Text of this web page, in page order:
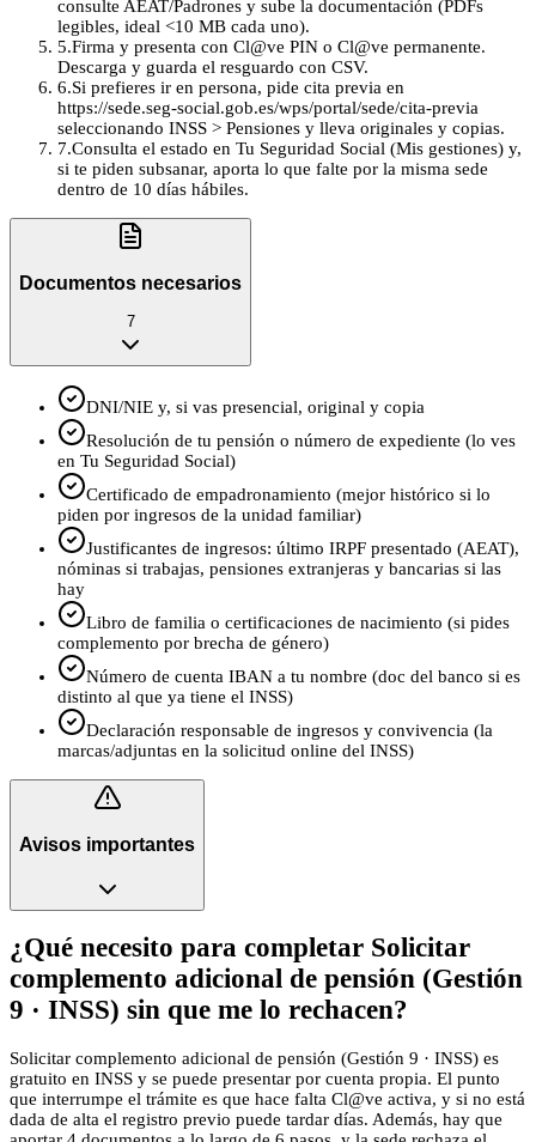
consulte AEAT/Padrones y sube la documentación (PDFs
legibles, ideal <10 MB cada uno).
5.Firma y presenta con Cl@ve PIN o Cl@ve permanente.
Descarga y guarda el resguardo con CSV.
6.Si prefieres ir en persona, pide cita previa en
https://sede.seg-social.gob.es/wps/portal/sede/cita-previa
seleccionando INSS > Pensiones y lleva originales y copias.
7.Consulta el estado en Tu Seguridad Social (Mis gestiones) y,
si te piden subsanar, aporta lo que falte por la misma sede
dentro de 10 días hábiles.
Documentos necesarios
7
DNI/NIE y, si vas presencial, original y copia
Resolución de tu pensión o número de expediente (lo ves
en Tu Seguridad Social)
Certificado de empadronamiento (mejor histórico si lo
piden por ingresos de la unidad familiar)
Justificantes de ingresos: último IRPF presentado (AEAT),
nóminas si trabajas, pensiones extranjeras y bancarias si las
hay
Libro de familia o certificaciones de nacimiento (si pides
complemento por brecha de género)
Número de cuenta IBAN a tu nombre (doc del banco si es
distinto al que ya tiene el INSS)
Declaración responsable de ingresos y convivencia (la
marcas/adjuntas en la solicitud online del INSS)
Avisos importantes
¿Qué necesito para completar Solicitar
complemento adicional de pensión (Gestión
9 · INSS) sin que me lo rechacen?
Solicitar complemento adicional de pensión (Gestión 9 · INSS) es
gratuito en INSS y se puede presentar por cuenta propia. El punto
que interrumpe el trámite es que hace falta Cl@ve activa, y si no está
dada de alta el registro previo puede tardar días. Además, hay que